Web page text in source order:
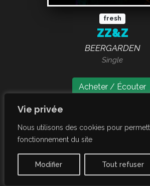
Vie privée
Nous utilisons des cookies pour
fonctionnement du site
Modifier Tout refuser
fresh
ZZ&Z
BEERGARDEN
Single
Acheter / Écouter